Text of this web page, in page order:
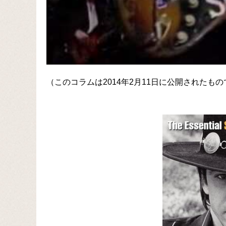
（このコラムは2014年2月11日に公開されたもの